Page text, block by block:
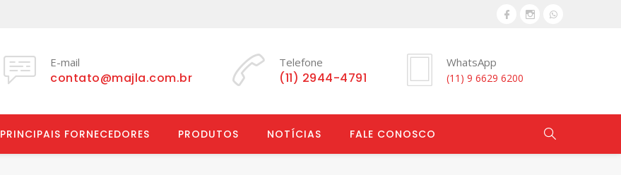
E-mail
contato@majla.com.br
Telefone
(11) 2944-4791
WhatsApp
(11) 9 6629 6200
PRINCIPAIS FORNECEDORES PRODUTOS NOTÍCIAS FALE CONOSCO